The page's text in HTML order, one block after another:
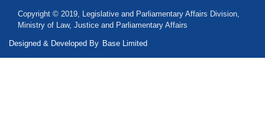
Copyright © 2019, Legislative and Parliamentary Affairs Division,
Ministry of Law, Justice and Parliamentary Affairs
Designed & Developed By Base Limited